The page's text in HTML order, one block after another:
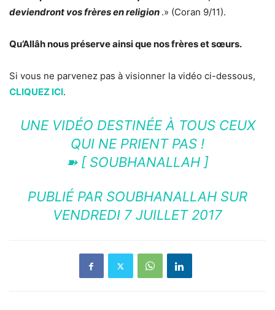
deviendront vos frères en religion .» (Coran 9/11).
Qu’Allâh nous préserve ainsi que nos frères et sœurs.
Si vous ne parvenez pas à visionner la vidéo ci-dessous,
CLIQUEZ ICI.
UNE VIDÉO DESTINÉE À TOUS CEUX
QUI NE PRIENT PAS !
➽ [ SOUBHANALLAH ]
PUBLIÉ PAR SOUBHANALLAH SUR
VENDREDI 7 JUILLET 2017